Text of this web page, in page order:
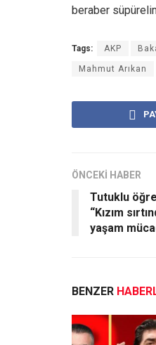
beraber
Tags: AKP
Mahmut Arıkan
ÖNCEKİ HABER
Tutuklu
“Kızım
yaşam
BENZER